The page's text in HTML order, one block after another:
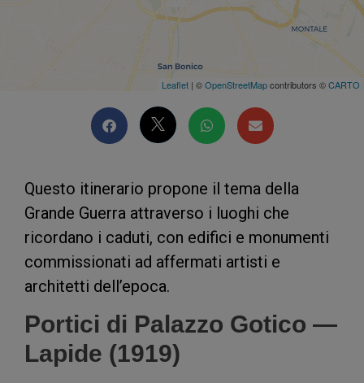
Leaflet | ©OpenStreetMapcontributors ©CARTO
Questo itinerario propone il tema della
Grande Guerra attraverso i luoghi che
ricordano i caduti, con edifici e monumenti
commissionati ad affermati artisti e
architetti dell’epoca.
Portici di Palazzo Gotico —
Lapide (1919)